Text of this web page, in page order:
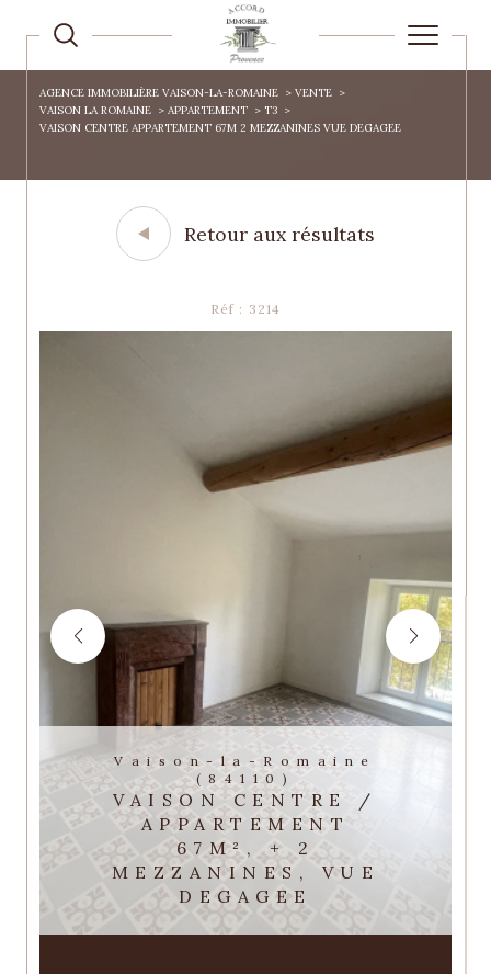
AGENCE IMMOBILIÈRE VAISON-LA-ROMAINE
VENTE
VAISON LA ROMAINE
APPARTEMENT
T3
VAISON CENTRE APPARTEMENT 67M 2 MEZZANINES VUE DEGAGEE
Retour aux résultats
Réf : 3214
Vaison-la-Romaine
(84110)
VAISON CENTRE /
APPARTEMENT
67M², + 2
MEZZANINES, VUE
DEGAGEE